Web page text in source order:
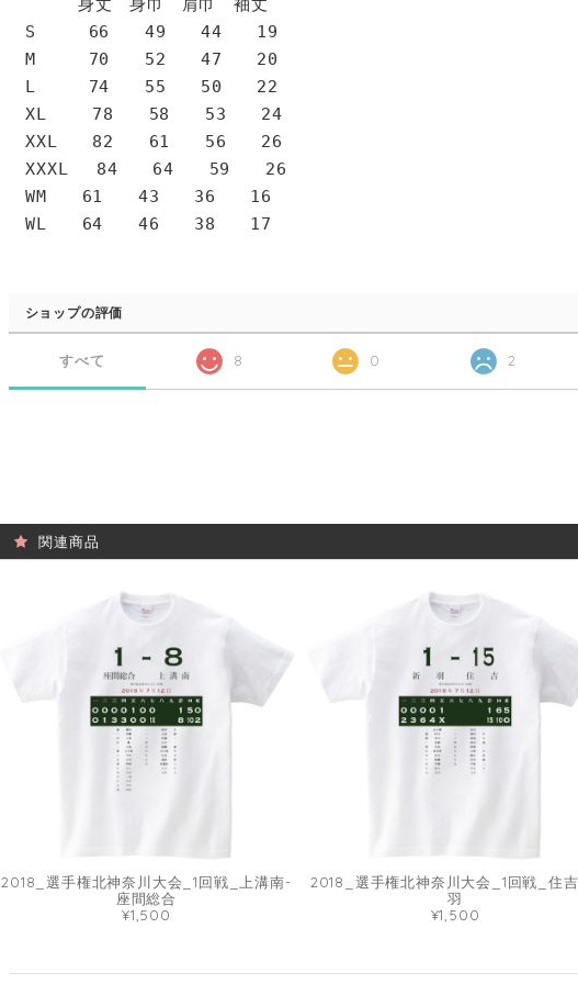
S 66 49 44 19
M 70 52 47 20
L 74 55 50 22
XL 78 58 53 24
XXL 82 61 56 26
XXXL 84 64 59 26
WM 61 43 36 16
WL 64 46 38 17
ショップの評価
すべて 8 0 2
関連商品
2018_選手権北神奈川大会_1回戦_上溝南-
座間総合
¥1,500
2018_選手権北神奈川大会_1回戦_住
羽
¥1,500